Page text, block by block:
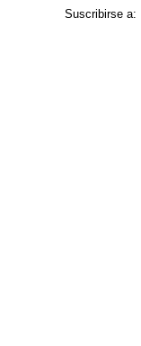
Suscribirse a: